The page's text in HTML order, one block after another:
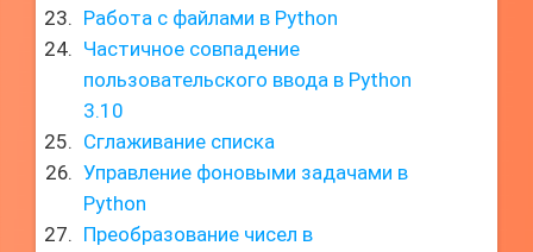
Работа с файлами в Python
Частичное совпадение
пользовательского ввода в Python
3.10
Сглаживание списка
Управление фоновыми задачами в
Python
Преобразование чисел в